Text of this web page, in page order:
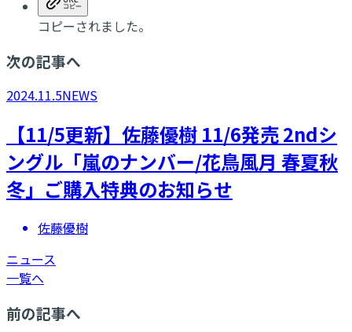
コピーされました。
次の記事へ
2024.11.5NEWS
【11/5更新】佐藤優樹 11/6発売 2ndシ
ングル「嵐のナンバー/花鳥風月 春夏秋
冬」ご購入特典のお知らせ
佐藤優樹
ニュース
一覧へ
前の記事へ